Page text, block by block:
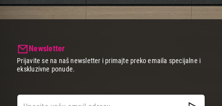
Newsletter
Prijavite se na naš newsletter i primajte preko emaila specijalne i
ekskluzivne ponude.